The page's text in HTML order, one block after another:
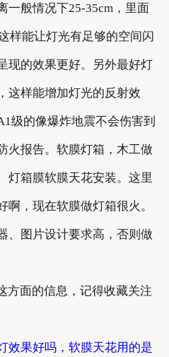
一般情况下25-35cm，里面
样能让灯光有足够的空间闪
现的效果更好。另外最好灯
这样能增加灯光的反射效
级的像爆炸地震不会伤害到
火报告。软膜灯箱，木工做
灯箱膜软膜天花安装。这里
，现在软膜做灯箱很火。
、图片设计要求高，否则做
方面的信息，记得收藏关注
效果好吗，软膜天花用的是